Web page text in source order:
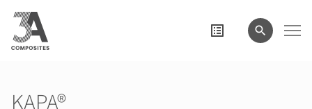
eingeben